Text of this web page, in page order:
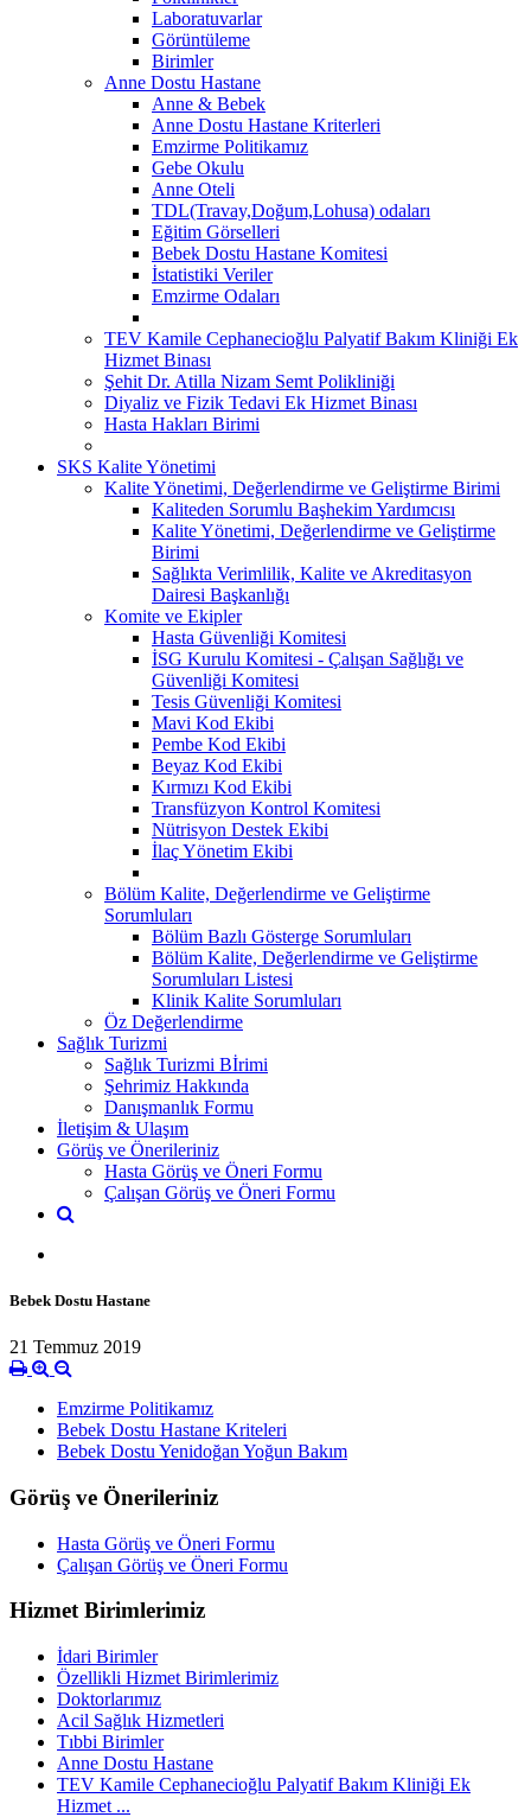
Laboratuvarlar
Görüntüleme
Birimler
Anne Dostu Hastane
Anne & Bebek
Anne Dostu Hastane Kriterleri
Emzirme Politikamız
Gebe Okulu
Anne Oteli
TDL(Travay,Doğum,Lohusa) odaları
Eğitim Görselleri
Bebek Dostu Hastane Komitesi
İstatistiki Veriler
Emzirme Odaları
TEV Kamile Cephanecioğlu Palyatif Bakım Kliniği Ek
Hizmet Binası
Şehit Dr. Atilla Nizam Semt Polikliniği
Diyaliz ve Fizik Tedavi Ek Hizmet Binası
Hasta Hakları Birimi
SKS Kalite Yönetimi
Kalite Yönetimi, Değerlendirme ve Geliştirme Birimi
Kaliteden Sorumlu Başhekim Yardımcısı
Kalite Yönetimi, Değerlendirme ve Geliştirme
Birimi
Sağlıkta Verimlilik, Kalite ve Akreditasyon
Dairesi Başkanlığı
Komite ve Ekipler
Hasta Güvenliği Komitesi
İSG Kurulu Komitesi - Çalışan Sağlığı ve
Güvenliği Komitesi
Tesis Güvenliği Komitesi
Mavi Kod Ekibi
Pembe Kod Ekibi
Beyaz Kod Ekibi
Kırmızı Kod Ekibi
Transfüzyon Kontrol Komitesi
Nütrisyon Destek Ekibi
İlaç Yönetim Ekibi
Bölüm Kalite, Değerlendirme ve Geliştirme
Sorumluları
Bölüm Bazlı Gösterge Sorumluları
Bölüm Kalite, Değerlendirme ve Geliştirme
Sorumluları Listesi
Klinik Kalite Sorumluları
Öz Değerlendirme
Sağlık Turizmi
Sağlık Turizmi Bİrimi
Şehrimiz Hakkında
Danışmanlık Formu
İletişim & Ulaşım
Görüş ve Önerileriniz
Hasta Görüş ve Öneri Formu
Çalışan Görüş ve Öneri Formu
Bebek Dostu Hastane
21 Temmuz 2019
Emzirme Politikamız
Bebek Dostu Hastane Kriteleri
Bebek Dostu Yenidoğan Yoğun Bakım
Görüş ve Önerileriniz
Hasta Görüş ve Öneri Formu
Çalışan Görüş ve Öneri Formu
Hizmet Birimlerimiz
İdari Birimler
Özellikli Hizmet Birimlerimiz
Doktorlarımız
Acil Sağlık Hizmetleri
Tıbbi Birimler
Anne Dostu Hastane
TEV Kamile Cephanecioğlu Palyatif Bakım Kliniği Ek
Hizmet ...